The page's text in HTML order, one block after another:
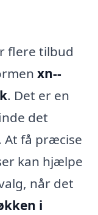
flere tilbud
xn--
. Det er en
det
At få præcise
kan hjælpe
når det
i